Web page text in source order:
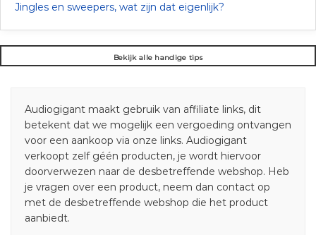
Jingles en sweepers, wat zijn dat eigenlijk?
Bekijk alle handige tips
Audiogigant maakt gebruik van affiliate links, dit
betekent dat we mogelijk een vergoeding ontvangen
voor een aankoop via onze links. Audiogigant
verkoopt zelf géén producten, je wordt hiervoor
doorverwezen naar de desbetreffende webshop. Heb
je vragen over een product, neem dan contact op
met de desbetreffende webshop die het product
aanbiedt.